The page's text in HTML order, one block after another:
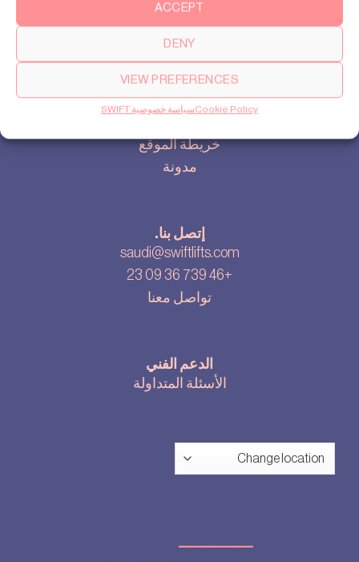
ACCEPT
DENY
VIEW PREFERENCES
Cookie Policyسياسة خصوصية SWIFT
نبذة تاريخية
قصتنا
إعدادات ملفات تعريف الارتباط
خريطة الموقع
مدونة
إتصل بنا.
saudi@swiftlifts.com
+46 739 36 09 23
تواصل معنا
الدعم الفني
الأسئلة المتداولة